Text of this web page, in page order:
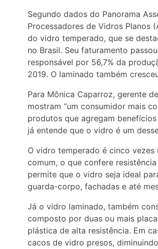
Segundo dados do Panorama
Processadores de Vidros Planos
do vidro temperado, que se
no Brasil. Seu faturamento
responsável por 56,7% da
2019. O laminado também
Para Mônica Caparroz, gerente
mostram “um consumidor mais
produtos que agregam
já entende que o vidro é um
O vidro temperado é cinco
comum, o que confere
permite que o vidro seja ideal
guarda-corpo, fachadas e até
Já o vidro laminado, também
composto por duas ou mais
plástica de alta resistência. Em
cacos de vidro presos,